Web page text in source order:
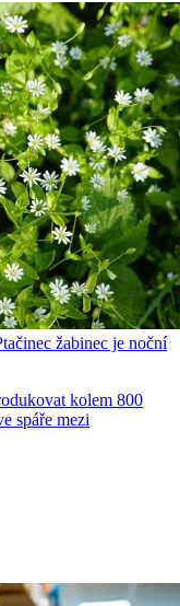
žabinec je noční
kolem 800
spáře mezi